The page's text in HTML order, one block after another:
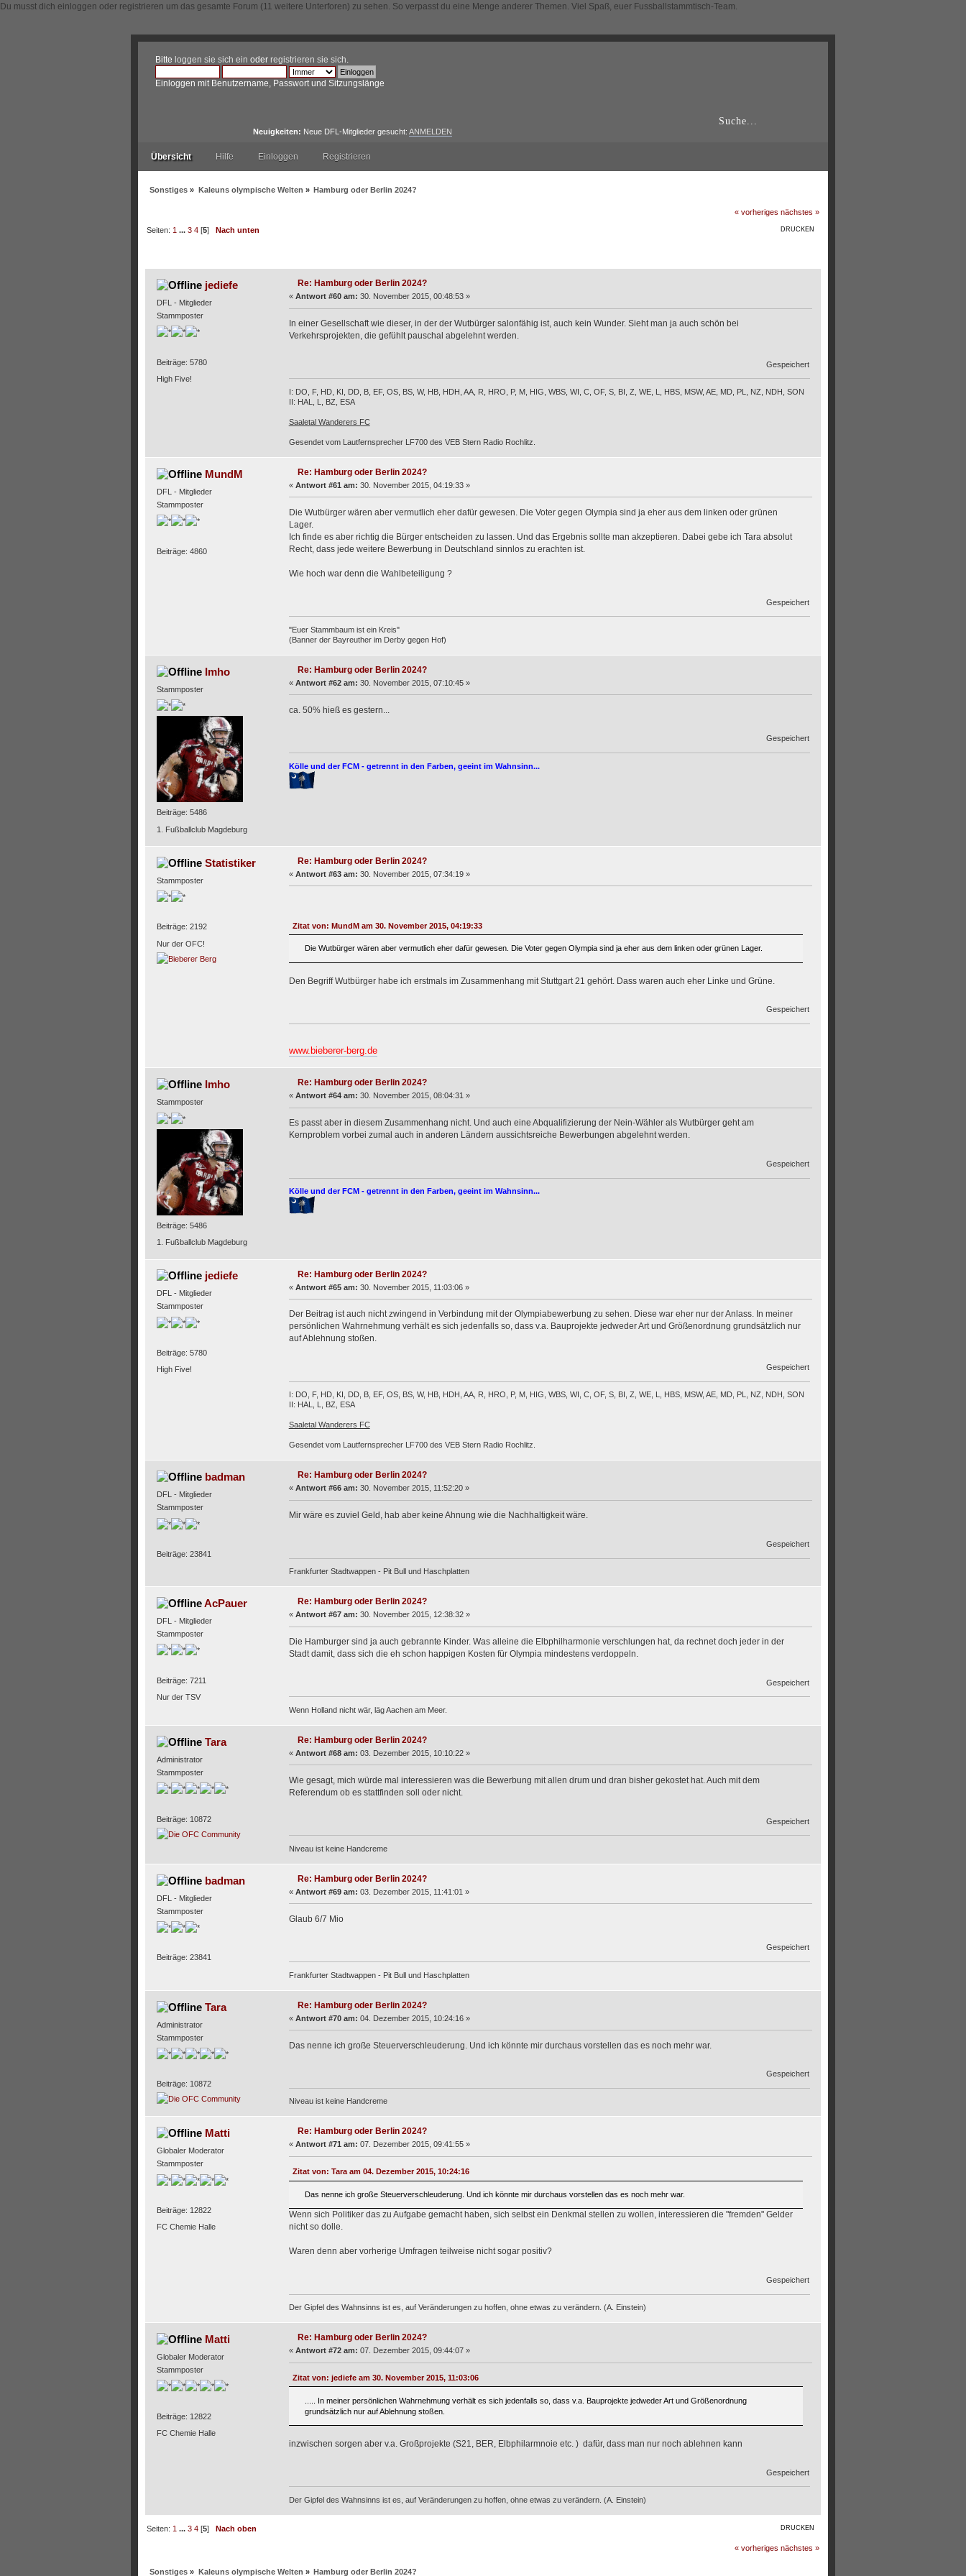
Du musst dich einloggen oder registrieren um das gesamte Forum (11 weitere Unterforen) zu sehen. So verpasst du eine Menge anderer Themen. Viel Spaß, euer Fussballstammtisch-Team.
Bitte loggen sie sich ein oder registrieren sie sich
Einloggen mit Benutzername, Passwort und Sitzungslänge
Neuigkeiten: Neue DFL-Mitglieder gesucht: ANMELDEN
Übersicht Hilfe Einloggen Registrieren
Sonstiges » Kaleuns olympische Welten » Hamburg oder Berlin 2024?
« vorheriges nächstes »
DRUCKEN
Seiten: 1 ...3 4 [5]Nach unten
jediefe
DFL - Mitglieder
Stammposter
Beiträge: 5780
High Five!
Re: Hamburg oder Berlin 2024?
« Antwort #60 am: 30. November 2015, 00:48:53 »
In einer Gesellschaft wie dieser, in der der Wutbürger salonfähig ist, auch kein Wunder. Sieht man ja auch schön bei
Verkehrsprojekten, die gefühlt pauschal abgelehnt werden.
Gespeichert
I: DO, F, HD, KI, DD, B, EF, OS, BS, W, HB, HDH, AA, R, HRO, P, M, HIG, WBS, WI, C, OF, S, BI, Z, WE, L, HBS, MSW, AE, MD, PL, NZ, NDH, SON
II: HAL, L, BZ, ESA
Saaletal Wanderers FC
Gesendet vom Lautfernsprecher LF700 des VEB Stern Radio Rochlitz.
MundM
DFL - Mitglieder
Stammposter
Beiträge: 4860
Re: Hamburg oder Berlin 2024?
« Antwort #61 am: 30. November 2015, 04:19:33 »
Die Wutbürger wären aber vermutlich eher dafür gewesen. Die Voter gegen Olympia sind ja eher aus dem linken oder grünen
Lager.
Ich finde es aber richtig die Bürger entscheiden zu lassen. Und das Ergebnis sollte man akzeptieren. Dabei gebe ich Tara absolut
Recht, dass jede weitere Bewerbung in Deutschland sinnlos zu erachten ist.
Wie hoch war denn die Wahlbeteiligung ?
Gespeichert
"Euer Stammbaum ist ein Kreis"
(Banner der Bayreuther im Derby gegen Hof)
Imho
Stammposter
Beiträge: 5486
1. Fußballclub Magdeburg
Re: Hamburg oder Berlin 2024?
« Antwort #62 am: 30. November 2015, 07:10:45 »
ca. 50% hieß es gestern...
Gespeichert
Kölle und der FCM - getrennt in den Farben, geeint im Wahnsinn...
Statistiker
Stammposter
Beiträge: 2192
Nur der OFC!
Re: Hamburg oder Berlin 2024?
« Antwort #63 am: 30. November 2015, 07:34:19 »
Zitat von: MundM am 30. November 2015, 04:19:33
Die Wutbürger wären aber vermutlich eher dafür gewesen. Die Voter gegen Olympia sind ja eher aus dem linken oder grünen Lager.
Den Begriff Wutbürger habe ich erstmals im Zusammenhang mit Stuttgart 21 gehört. Dass waren auch eher Linke und Grüne.
Gespeichert
www.bieberer-berg.de
Imho
Stammposter
Beiträge: 5486
1. Fußballclub Magdeburg
Re: Hamburg oder Berlin 2024?
« Antwort #64 am: 30. November 2015, 08:04:31 »
Es passt aber in diesem Zusammenhang nicht. Und auch eine Abqualifizierung der Nein-Wähler als Wutbürger geht am
Kernproblem vorbei zumal auch in anderen Ländern aussichtsreiche Bewerbungen abgelehnt werden.
Gespeichert
Kölle und der FCM - getrennt in den Farben, geeint im Wahnsinn...
jediefe
DFL - Mitglieder
Stammposter
Beiträge: 5780
High Five!
Re: Hamburg oder Berlin 2024?
« Antwort #65 am: 30. November 2015, 11:03:06 »
Der Beitrag ist auch nicht zwingend in Verbindung mit der Olympiabewerbung zu sehen. Diese war eher nur der Anlass. In meiner
persönlichen Wahrnehmung verhält es sich jedenfalls so, dass v.a. Bauprojekte jedweder Art und Größenordnung grundsätzlich nur
auf Ablehnung stoßen.
Gespeichert
I: DO, F, HD, KI, DD, B, EF, OS, BS, W, HB, HDH, AA, R, HRO, P, M, HIG, WBS, WI, C, OF, S, BI, Z, WE, L, HBS, MSW, AE, MD, PL, NZ, NDH, SON
II: HAL, L, BZ, ESA
Saaletal Wanderers FC
Gesendet vom Lautfernsprecher LF700 des VEB Stern Radio Rochlitz.
badman
DFL - Mitglieder
Stammposter
Beiträge: 23841
Re: Hamburg oder Berlin 2024?
« Antwort #66 am: 30. November 2015, 11:52:20 »
Mir wäre es zuviel Geld, hab aber keine Ahnung wie die Nachhaltigkeit wäre.
Gespeichert
Frankfurter Stadtwappen - Pit Bull und Haschplatten
AcPauer
DFL - Mitglieder
Stammposter
Beiträge: 7211
Nur der TSV
Re: Hamburg oder Berlin 2024?
« Antwort #67 am: 30. November 2015, 12:38:32 »
Die Hamburger sind ja auch gebrannte Kinder. Was alleine die Elbphilharmonie verschlungen hat, da rechnet doch jeder in der
Stadt damit, dass sich die eh schon happigen Kosten für Olympia mindestens verdoppeln.
Gespeichert
Wenn Holland nicht wär, läg Aachen am Meer.
Tara
Administrator
Stammposter
Beiträge: 10872
Re: Hamburg oder Berlin 2024?
« Antwort #68 am: 03. Dezember 2015, 10:10:22 »
Wie gesagt, mich würde mal interessieren was die Bewerbung mit allen drum und dran bisher gekostet hat. Auch mit dem
Referendum ob es stattfinden soll oder nicht.
Gespeichert
Niveau ist keine Handcreme
badman
DFL - Mitglieder
Stammposter
Beiträge: 23841
Re: Hamburg oder Berlin 2024?
« Antwort #69 am: 03. Dezember 2015, 11:41:01 »
Glaub 6/7 Mio
Gespeichert
Frankfurter Stadtwappen - Pit Bull und Haschplatten
Tara
Administrator
Stammposter
Beiträge: 10872
Re: Hamburg oder Berlin 2024?
« Antwort #70 am: 04. Dezember 2015, 10:24:16 »
Das nenne ich große Steuerverschleuderung. Und ich könnte mir durchaus vorstellen das es noch mehr war.
Gespeichert
Niveau ist keine Handcreme
Matti
Globaler Moderator
Stammposter
Beiträge: 12822
FC Chemie Halle
Re: Hamburg oder Berlin 2024?
« Antwort #71 am: 07. Dezember 2015, 09:41:55 »
Zitat von: Tara am 04. Dezember 2015, 10:24:16
Das nenne ich große Steuerverschleuderung. Und ich könnte mir durchaus vorstellen das es noch mehr war.
Wenn sich Politiker das zu Aufgabe gemacht haben, sich selbst ein Denkmal stellen zu wollen, interessieren die "fremden" Gelder
nicht so dolle.
Waren denn aber vorherige Umfragen teilweise nicht sogar positiv?
Gespeichert
Der Gipfel des Wahnsinns ist es, auf Veränderungen zu hoffen, ohne etwas zu verändern. (A. Einstein)
Matti
Globaler Moderator
Stammposter
Beiträge: 12822
FC Chemie Halle
Re: Hamburg oder Berlin 2024?
« Antwort #72 am: 07. Dezember 2015, 09:44:07 »
Zitat von: jediefe am 30. November 2015, 11:03:06
..... In meiner persönlichen Wahrnehmung verhält es sich jedenfalls so, dass v.a. Bauprojekte jedweder Art und Größenordnung
grundsätzlich nur auf Ablehnung stoßen.
inzwischen sorgen aber v.a. Großprojekte (S21, BER, Elbphilarmnoie etc. ) dafür, dass man nur noch ablehnen kann
Gespeichert
Der Gipfel des Wahnsinns ist es, auf Veränderungen zu hoffen, ohne etwas zu verändern. (A. Einstein)
DRUCKEN
Seiten: 1 ...3 4 [5]Nach oben
« vorheriges nächstes »
Sonstiges » Kaleuns olympische Welten » Hamburg oder Berlin 2024?